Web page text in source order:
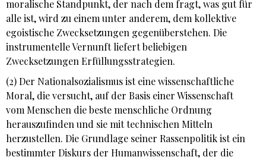
moralische Standpunkt, der nach dem fragt, was gut für
alle ist, wird zu einem unter anderem, dem kollektive
egoistische Zwecksetzungen gegenüberstehen. Die
instrumentelle Vernunft liefert beliebigen
Zwecksetzungen Erfüllungsstrategien.
(2) Der Nationalsozialismus ist eine wissenschaftliche
Moral, die versucht, auf der Basis einer Wissenschaft
vom Menschen die beste menschliche Ordnung
herauszufinden und sie mit technischen Mitteln
herzustellen. Die Grundlage seiner Rassenpolitik ist ein
bestimmter Diskurs der Humanwissenschaft, der die